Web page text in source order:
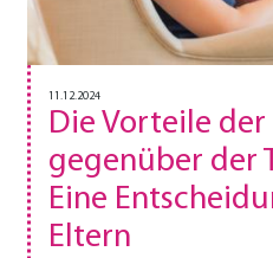
11.12.2024
Die Vorteile der
gegenüber der
Eine
Eltern